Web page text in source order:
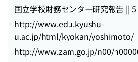
国立学校財務センター研究報告 ||
http://www.edu.kyushu-
u.ac.jp/html/kyokan/yoshimoto/
http://www.zam.go.jp/n00/